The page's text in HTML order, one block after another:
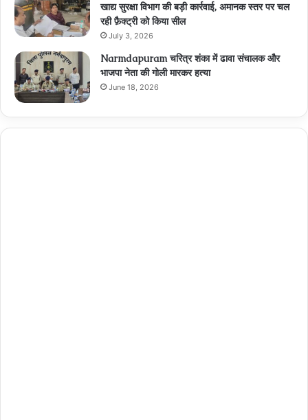
खाद्य सुरक्षा विभाग की बड़ी कार्रवाई, अमानक स्तर पर चल
रही फ़ैक्ट्री को किया सील
July 3, 2026
Narmdapuram चरित्र शंका में ढावा संचालक और
भाजपा नेता की गोली मारकर हत्या
June 18, 2026